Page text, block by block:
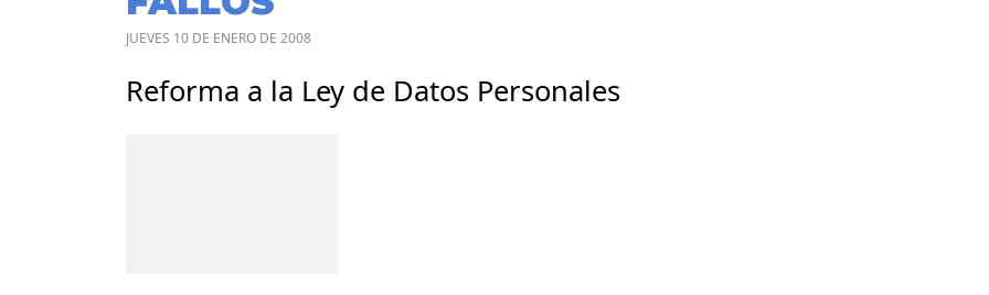
JUEVES 10 DE ENERO DE 2008
Reforma a la Ley de Datos Personales